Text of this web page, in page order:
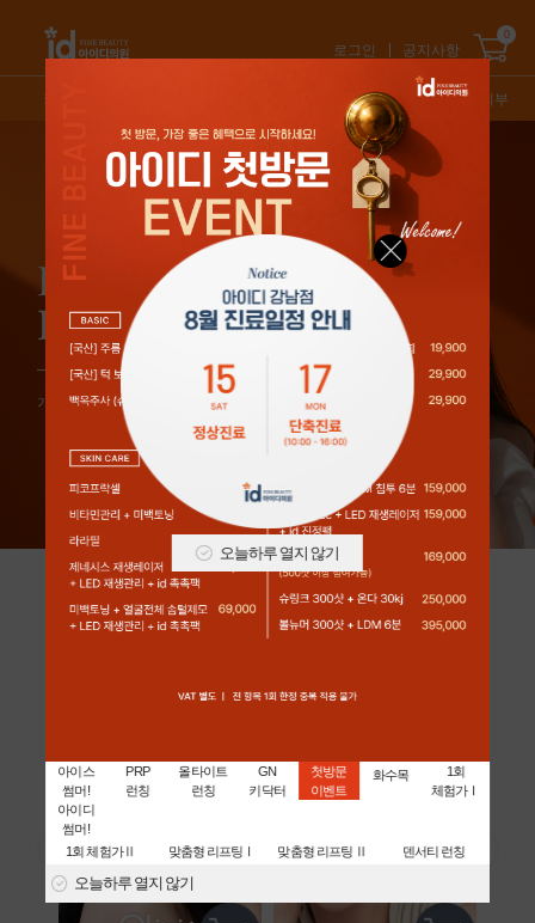
로그인 공지사항
카테고리 특가/혜택 오늘의피부
0
2/5
아이디 어워즈 [대상]
전국민 1시술 시급! 스테디셀러
아이스
썸머!
아이디
썸머!
PRP
런칭
올타이트
런칭
GN
키닥터
첫방문
이벤트
화수목
1회
체험가Ⅰ
1회 체험가Ⅱ 맞춤형 리프팅Ⅰ 맞춤형 리프팅 Ⅱ 덴서티 런칭
오늘하루 열지 않기
오늘하루 열지 않기